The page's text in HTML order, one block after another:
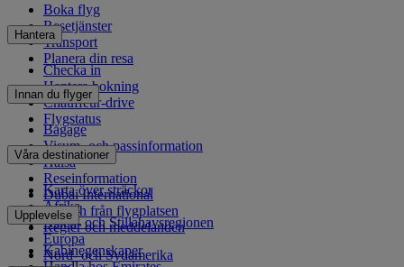
Boka flyg
Resetjänster
Transport
Planera din resa
Hantera
Checka in
Hantera bokning
Chauffeur-drive
Flygstatus
Innan du flyger
Bagage
Visum- och passinformation
Hälsa
Reseinformation
Dubai International
Till och från flygplatsen
Regler och meddelanden
Våra destinationer
Karta över sträckor
Afrika
Asien- och Stillahavsregionen
Europa
Nord- och Sydamerika
Upplevelse
Kabinegenskaper